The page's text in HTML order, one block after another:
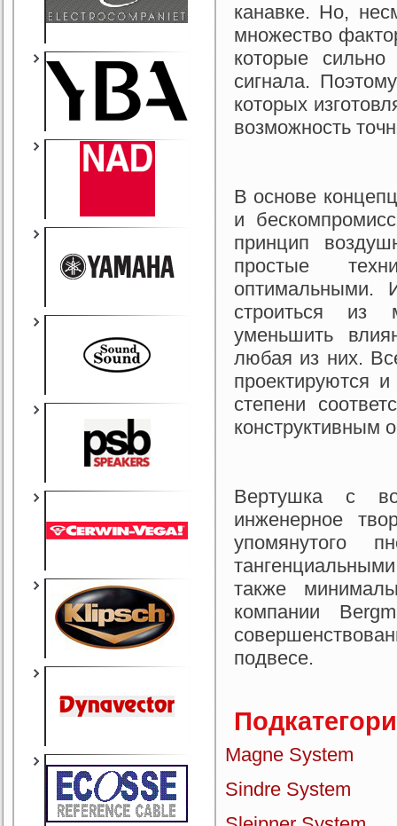
канавке. Но,
множество
которые
сигнала.
которых
возможность
В основе
и
принцип
простые
оптимальными.
строиться из
уменьшить
любая из них.
проектируются
степени
конструктивным
Вертушка с
инженерное
упомянутого
также
компании
подвесе.
Magne System
Sindre System